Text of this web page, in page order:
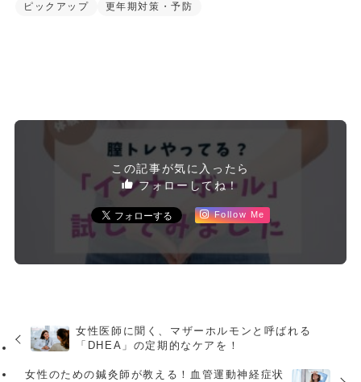
ピックアップ
更年期対策・予防
この記事が気に入ったら
フォローしてね！
Follow Me
女性医師に聞く、マザーホルモンと呼ばれる
「DHEA」の定期的なケアを！
女性のための鍼灸師が教える！血管運動神経症状